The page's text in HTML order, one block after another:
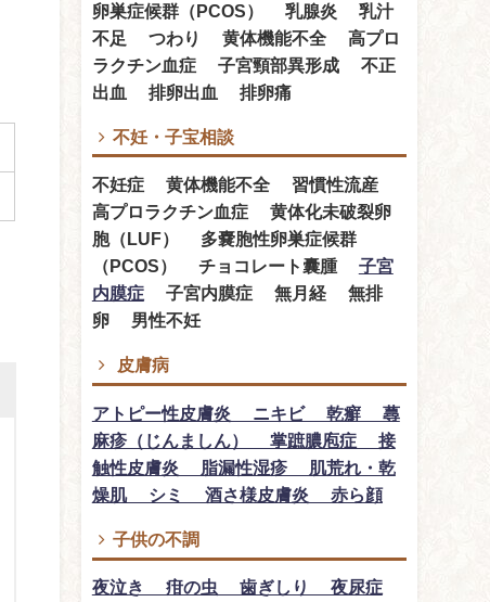
卵巣症候群（PCOS） 乳腺炎 乳汁
不足 つわり 黄体機能不全 高プロ
ラクチン血症 子宮頸部異形成 不正
出血 排卵出血 排卵痛
不妊・子宝相談
不妊症 黄体機能不全 習慣性流産
高プロラクチン血症 黄体化未破裂卵
胞（LUF） 多嚢胞性卵巣症候群
（PCOS） チョコレート囊腫 子宮
内膜症子宮内膜症 無月経 無排
卵 男性不妊
皮膚病
アトピー性皮膚炎 ニキビ 乾癬 蕁
麻疹（じんましん） 掌蹠膿庖症 接
触性皮膚炎 脂漏性湿疹 肌荒れ・乾
燥肌 シミ 酒さ様皮膚炎 赤ら顔
子供の不調
夜泣き 疳の虫 歯ぎしり 夜尿症